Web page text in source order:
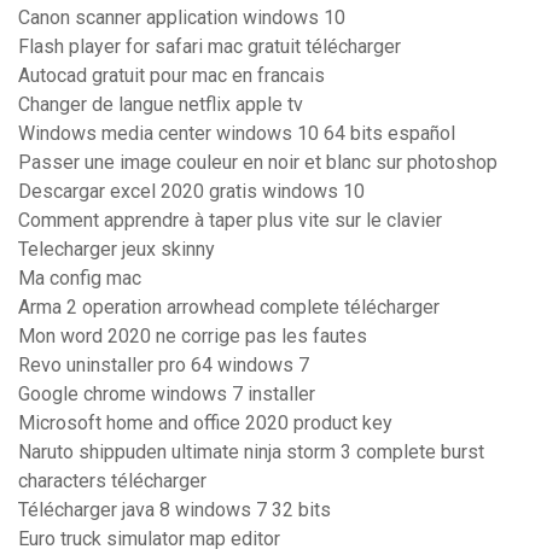
Canon scanner application windows 10
Flash player for safari mac gratuit télécharger
Autocad gratuit pour mac en francais
Changer de langue netflix apple tv
Windows media center windows 10 64 bits español
Passer une image couleur en noir et blanc sur photoshop
Descargar excel 2020 gratis windows 10
Comment apprendre à taper plus vite sur le clavier
Telecharger jeux skinny
Ma config mac
Arma 2 operation arrowhead complete télécharger
Mon word 2020 ne corrige pas les fautes
Revo uninstaller pro 64 windows 7
Google chrome windows 7 installer
Microsoft home and office 2020 product key
Naruto shippuden ultimate ninja storm 3 complete burst
characters télécharger
Télécharger java 8 windows 7 32 bits
Euro truck simulator map editor